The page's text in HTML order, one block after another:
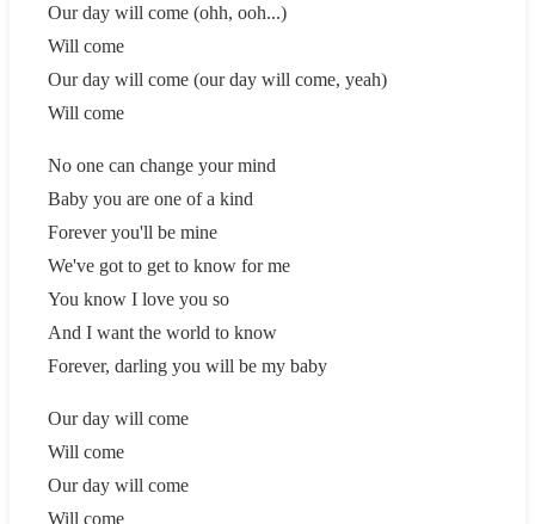
Our day will come (ohh, ooh...)
Will come
Our day will come (our day will come, yeah)
Will come
No one can change your mind
Baby you are one of a kind
Forever you'll be mine
We've got to get to know for me
You know I love you so
And I want the world to know
Forever, darling you will be my baby
Our day will come
Will come
Our day will come
Will come